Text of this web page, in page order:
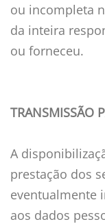
ou incompleta
da inteira
ou forneceu.
TRANSMISSÃO
A
prestação dos
eventualmente
aos dados